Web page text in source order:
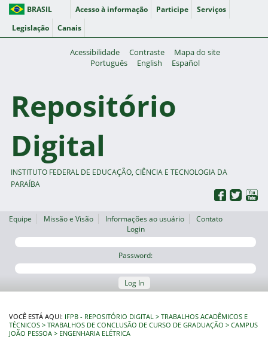
BRASIL Acesso à informação Participe
Serviços
Legislação
Canais
Acessibilidade Contraste
Mapa do site
Português
English Español
Repositório
Digital
INSTITUTO FEDERAL DE EDUCAÇÃO, CIÊNCIA E TECNOLOGIA DA
PARAÍBA
Equipe Missão e Visão Informações ao usuário
Contato
Login
Password:
Log In
VOCÊ ESTÁ AQUI: IFPB - REPOSITÓRIO DIGITAL
TRABALHOS ACADÊMICOS E
TÉCNICOS
TRABALHOS DE CONCLUSÃO DE CURSO DE GRADUAÇÃO
CAMPUS
JOÃO PESSOA
ENGENHARIA ELÉTRICA